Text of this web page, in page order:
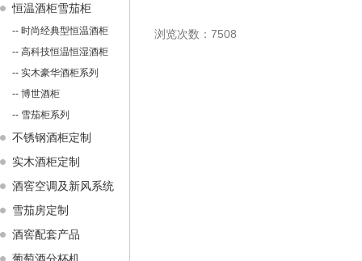
恒温酒柜雪茄柜
-- 时尚经典型恒温酒柜
-- 高科技恒温恒湿酒柜
-- 实木豪华酒柜系列
-- 博世酒柜
-- 雪茄柜系列
不锈钢酒柜定制
实木酒柜定制
酒窖空调及新风系统
雪茄房定制
酒窖配套产品
浏览次数：7508